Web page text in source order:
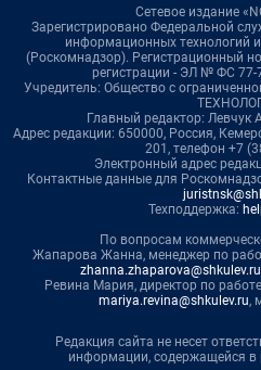
Сетевое издание
Зарегистрировано Федеральной
информационных технологий
(Роскомнадзор). Регистрационный
регистрации - ЭЛ № ФС 77-
Учредитель: Общество с
Главный редактор: Левчук
Адрес редакции: 650000, Россия,
201, телефон +7
Электронный адрес
Контактные данные для
Техподдержка:
По вопросам
Жапарова Жанна, менеджер по
zhanna.zhaparova@shkulev.ru
Ревина Мария, директор по
mariya.revina@shkulev.ru,
Редакция сайта не несет
информации, содержащейся в